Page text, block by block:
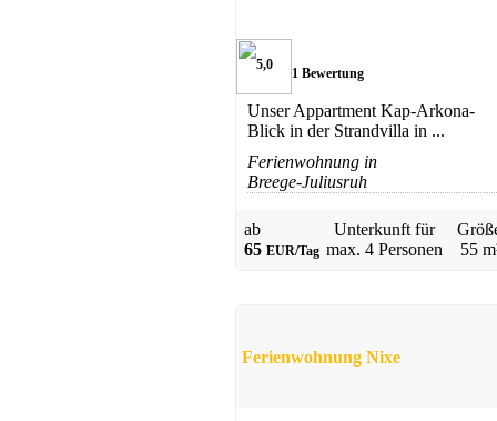
5,0
1 Bewertung
Unser Appartment Kap-Arkona-
Blick in der Strandvilla in ...
Ferienwohnung in
Breege-Juliusruh
ab
65 EUR/Tag
Unterkunft für
max. 4 Personen
55
Ferienwohnung Nixe